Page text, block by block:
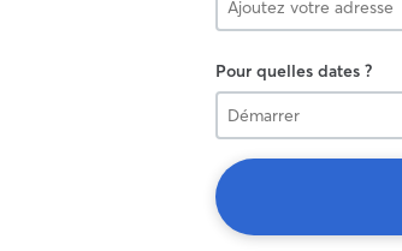
Pour quelles dates ?
Démarrer